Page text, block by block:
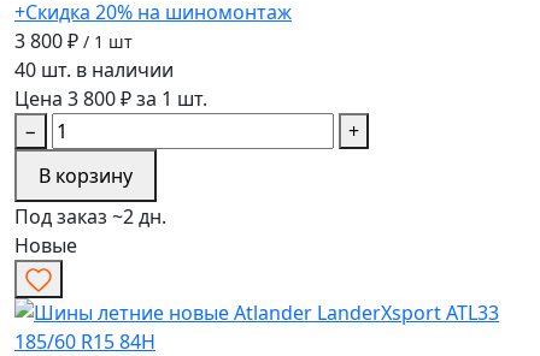
+Скидка 20% на шиномонтаж
3 800 ₽ / 1 шт
40 шт. в наличии
Цена 3 800 ₽ за 1 шт.
−
+
В корзину
Под заказ ~2 дн.
Новые